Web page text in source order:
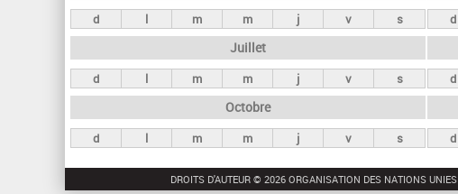
i
p
a
u
x
d l m m j v s d
Juillet
d l m m j v s d
Octobre
d l m m j v s d
DROITS D'AUTEUR © 2026 ORGANISATION DES NATIONS UNIES